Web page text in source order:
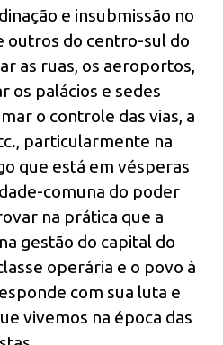
e insubmissão no
outros do centro-sul do
as ruas, os aeroportos,
os palácios e sedes
o controle das vias, a
particularmente na
que está em vésperas
comuna do poder
na prática que a
gestão do capital do
operária e o povo à
com sua luta e
vivemos na época das